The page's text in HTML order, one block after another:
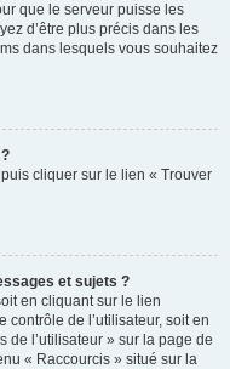
que le serveur puisse les
d’être plus précis dans les
dans lesquels vous souhaitez
cliquer sur le lien « Trouver
et sujets ?
en cliquant sur le lien
de l’utilisateur, soit en
de l’utilisateur » sur la page de
« Raccourcis » situé sur la